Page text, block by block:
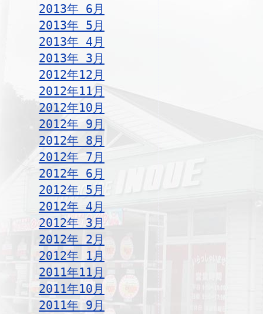
2013年 6月
2013年 5月
2013年 4月
2013年 3月
2012年12月
2012年11月
2012年10月
2012年 9月
2012年 8月
2012年 7月
2012年 6月
2012年 5月
2012年 4月
2012年 3月
2012年 2月
2012年 1月
2011年11月
2011年10月
2011年 9月